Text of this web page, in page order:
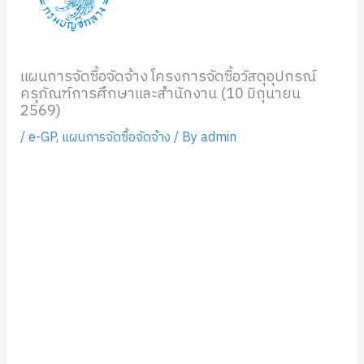
แผนการจัดซื้อจัดจ้าง โครงการจัดซื้อวัสดุอุปกรณ์
ครุภัณฑ์การศึกษาและสำนักงาน (10 มิถุนายน
2569)
/e-GP, แผนการจัดซื้อจัดจ้าง/ Byadmin